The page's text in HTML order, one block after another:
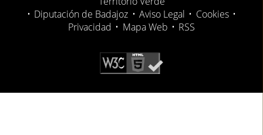
• Diputación de Badajoz • Aviso Legal • Cookies •
Privacidad • Mapa Web • RSS